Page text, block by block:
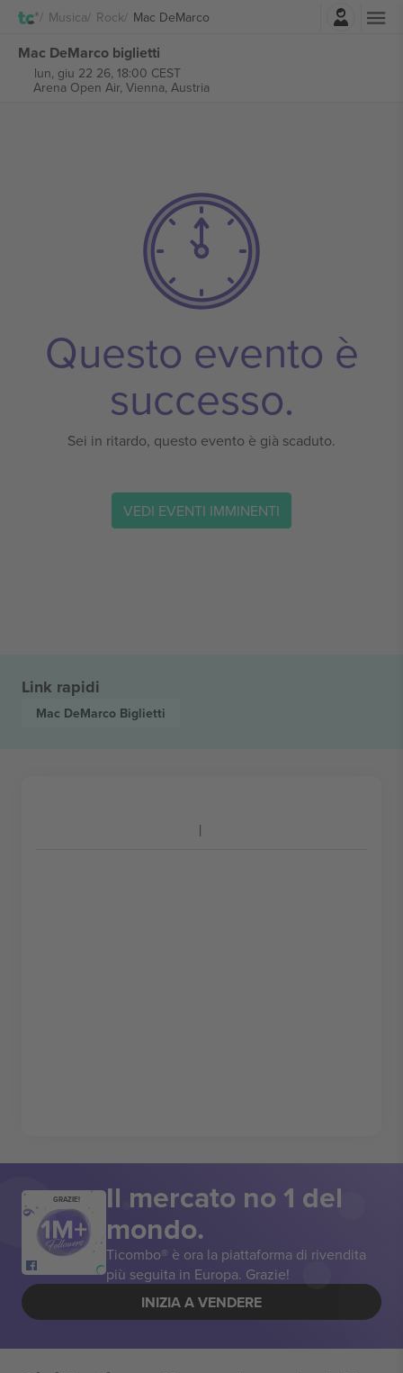
Musica Rock Mac DeMarco
Mac DeMarco biglietti
lun, giu 22 26, 18:00 CEST
Arena Open Air, Vienna, Austria
Questo evento è
successo.
Sei in ritardo, questo evento è già scaduto.
VEDI EVENTI IMMINENTI
Link rapidi
Mac DeMarco Biglietti
GRAZIE! Il mercato no 1 del
mondo.
Ticombo® è ora la piattaforma di rivendita
più seguita in Europa. Grazie!
INIZIA A VENDERE